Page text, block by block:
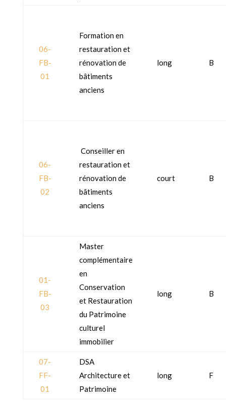
06-
FB-
01
Formation en
restauration et
rénovation de
bâtiments
anciens
long B
06-
FB-
02
Conseiller en
restauration et
rénovation de
bâtiments
anciens
court B
01-
FB-
03
Master
complémentaire
en
Conservation
et Restauration
du Patrimoine
culturel
immobilier
long B
07-
FF-
01
DSA
Architecture et
Patrimoine
long F